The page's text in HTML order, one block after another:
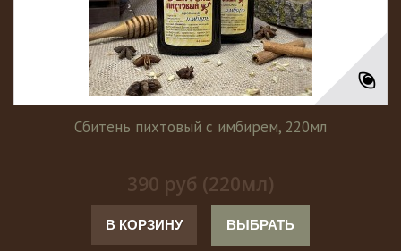
Сбитень пихтовый с имбирем, 220мл
390 руб (220мл)
В КОРЗИНУ ВЫБРАТЬ